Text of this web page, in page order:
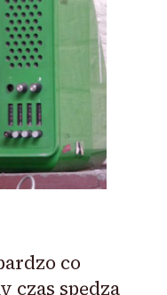
co
czas spędza